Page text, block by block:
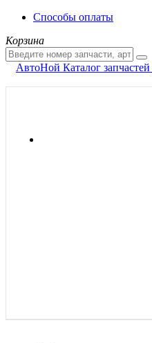
Способы оплаты
Корзина
АвтоНой Каталог запчастей